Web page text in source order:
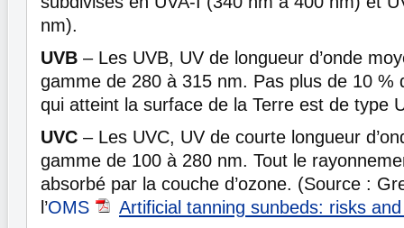
nm).
UVB – Les UVB, UV de longueur d’onde
gamme de 280 à 315 nm. Pas plus de 10 %
qui atteint la surface de la Terre est de type
UVC – Les UVC, UV de courte longueur
gamme de 100 à 280 nm. Tout le
absorbé par la couche d’ozone. (Source :
l’OMS
Artificial tanning sunbeds: risks